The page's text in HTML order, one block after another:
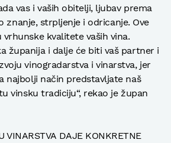
vas i vaših obitelji, ljubav prema
znanje, strpljenje i odricanje. Ove
kvalitete vaših vina.
županija i dalje će biti vaš partner i
vinogradarstva i vinarstva, jer
najbolji način predstavljate naš
vinsku tradiciju“, rekao je župan
VINARSTVA DAJE KONKRETNE